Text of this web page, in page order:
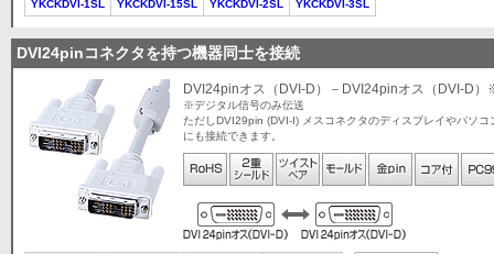
YKCKDVI-1SL YKCKDVI-15SL YKCKDVI-2SL YKCKDVI-3SL
DVI24pinコネクタを持つ機器同士を接続
DVI24pinオス（DVI-D）－DVI24pinオス（DVI-D
※デジタル信号のみ伝送
ただしDVI29pin (DVI-I) メスコネクタのディスプレイやパソコ
にも接続できます。